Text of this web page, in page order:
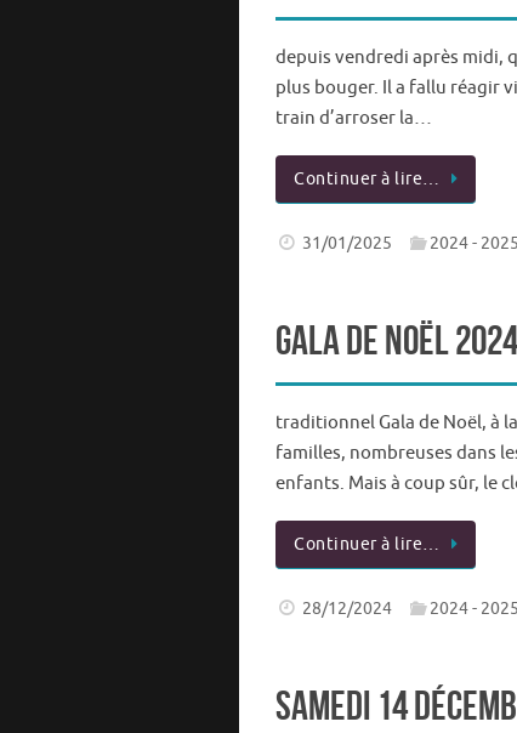
depuis vendredi après midi,
plus bouger. Il a fallu réagir
train d’arroser la…
Continuer à lire…
31/01/2025 2024 - 2025
Gala de Noël
traditionnel Gala de Noël, à
familles, nombreuses dans
enfants. Mais à coup sûr, le
Continuer à lire…
28/12/2024 2024 - 2025
Samedi 14